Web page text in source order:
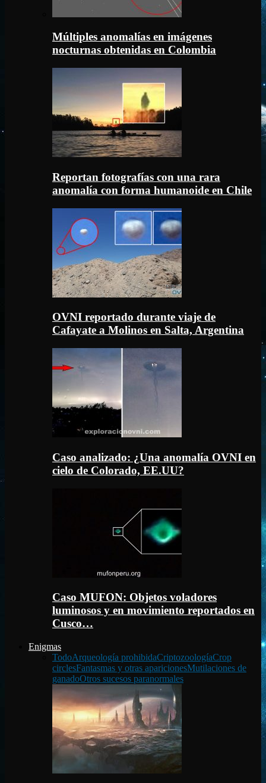
Múltiples anomalías en imágenes
nocturnas obtenidas en Colombia
Reportan fotografías con una rara
anomalía con forma humanoide en Chile
OVNI reportado durante viaje de
Cafayate a Molinos en Salta, Argentina
Caso analizado: ¿Una anomalía OVNI en
cielo de Colorado, EE.UU?
Caso MUFON: Objetos voladores
luminosos y en movimiento reportados en
Cusco…
Enigmas
TodoArqueología prohibidaCriptozoologíaCrop
circlesFantasmas y otras aparicionesMutilaciones de
ganadoOtros sucesos paranormales